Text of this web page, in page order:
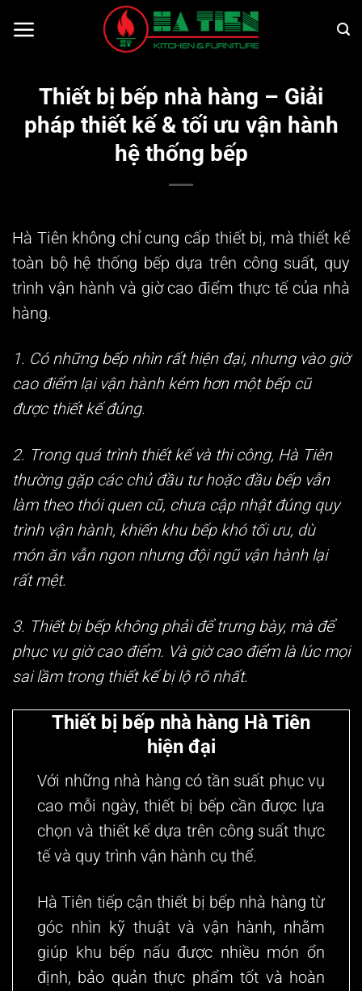
qua
Thiết bị bếp nhà hàng – Giải
pháp thiết kế & tối ưu vận hành
hệ thống bếp
Hà Tiên không chỉ cung cấp thiết bị, mà thiết kế
toàn bộ hệ thống bếp dựa trên công suất, quy
trình vận hành và giờ cao điểm thực tế của nhà
hàng.
1. Có những bếp nhìn rất hiện đại, nhưng vào giờ
cao điểm lại vận hành kém hơn một bếp cũ
được thiết kế đúng.
2. Trong quá trình thiết kế và thi công, Hà Tiên
thường gặp các chủ đầu tư hoặc đầu bếp vẫn
làm theo thói quen cũ, chưa cập nhật đúng quy
trình vận hành, khiến khu bếp khó tối ưu, dù
món ăn vẫn ngon nhưng đội ngũ vận hành lại
rất mệt.
3. Thiết bị bếp không phải để trưng bày, mà để
phục vụ giờ cao điểm. Và giờ cao điểm là lúc mọi
sai lầm trong thiết kế bị lộ rõ nhất.
Thiết bị bếp nhà hàng Hà Tiên
hiện đại
Với những nhà hàng có tần suất phục vụ
cao mỗi ngày, thiết bị bếp cần được lựa
chọn và thiết kế dựa trên công suất thực
tế và quy trình vận hành cụ thể.
Hà Tiên tiếp cận thiết bị bếp nhà hàng từ
góc nhìn kỹ thuật và vận hành, nhằm
giúp khu bếp nấu được nhiều món ổn
định, bảo quản thực phẩm tốt và hoàn